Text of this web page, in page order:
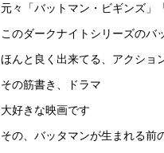
元々「バットマン・ビギンズ」
このダークナイトシリーズのバ
ほんと良く出来てる、アクショ
その筋書き、ドラマ
大好きな映画です
その、バッタマンが生まれる前